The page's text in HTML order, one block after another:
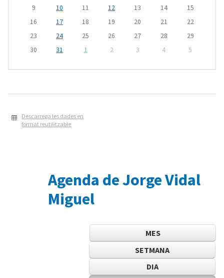
9
10 11 12 13 14
15
16
17 18 19 20 21
22
23
24 25 26 27 28
29
30
31 1 2 3 4 5
Descarrega les dades en
format reutilitzable
Agenda de Jorge Vidal
Miguel
MES
SETMANA
DIA